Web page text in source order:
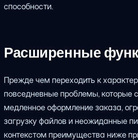
способности.
Расширенные
Прежде чем переходить к
повседневные проблемы, которые
медленное оформление заказа,
загрузку файлов и неожиданные
контекстом преимущества ниже